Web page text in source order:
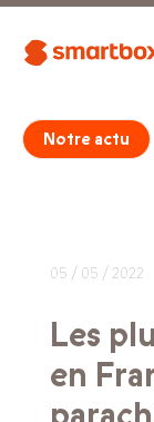
Notre actu
05 / 05 / 2022
Les
en